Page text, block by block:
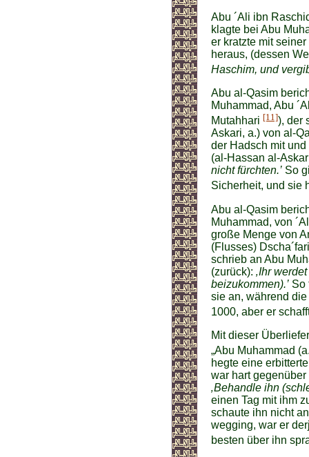
Abu ´Ali ibn
klagte bei Abu
er kratzte mit
heraus, (dessen
Haschim, und
Abu al-Qasim
Muhammad, Abu
Mutahhari [11]), der
Askari, a.) von al-
der Hadsch mit
(al-Hassan al-
nicht fürchten.’ So
Sicherheit, und sie
Abu al-Qasim
Muhammad, von
große Menge von
(Flusses)
schrieb an Abu
(zurück): ‚Ihr
beizukommen).’ So
sie an, während
1000, aber er
Mit dieser
„Abu Muhammad
hegte eine
war hart
‚Behandle ihn
einen Tag mit ihm
schaute ihn nicht
wegging, war er
besten über ihn